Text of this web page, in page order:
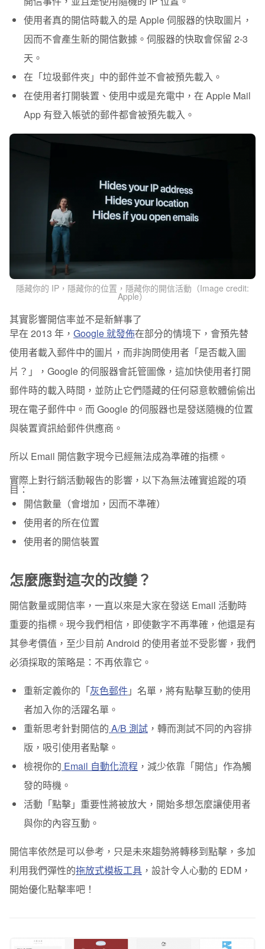
使用者真的開信時載入的是 Apple 伺服器的快取圖片，
因而不會產生新的開信數據。伺服器的快取會保留 2-3
天。
在「垃圾郵件夾」中的郵件並不會被預先載入。
在使用者打開裝置、使用中或是充電中，在 Apple Mail
App 有登入帳號的郵件都會被預先載入。
隱藏你的 IP，隱藏你的位置，隱藏你的開信活動（Image credit:
Apple）
其實影響開信率並不是新鮮事了
早在 2013 年， Google 就發佈在部分的情境下 ，會預先替
使用者載入郵件中的圖片，而非詢問使用者「是否載入圖
片？」，Google 的伺服器會託管圖像，這加快使用者打開
郵件時的載入時間，並防止它們隱藏的任何惡意軟體偷偷出
現在電子郵件中。而 Google 的伺服器也是發送隨機的位置
與裝置資訊給郵件供應商。
所以 Email 開信數字現今已經無法成為準確的指標。
實際上對行銷活動報告的影響，以下為無法確實追蹤的項
目：
開信數量（會增加，因而不準確）
使用者的所在位置
使用者的開信裝置
怎麼應對這次的改變？
開信數量或開信率，一直以來是大家在發送 Email 活動時
重要的指標。現今我們相信，即使數字不再準確，他還是有
其參考價值，至少目前 Android 的使用者並不受影響，我們
必須採取的策略是： 不再依靠它 。
重新定義你的「灰色郵件」名單，將有點擊互動的使用
者加入你的活躍名單。
重新思考針對開信的 A/B 測試 ，轉而測試不同的內容排
版，吸引使用者點擊。
檢視你的 Email 自動化流程 ，減少依靠「開信」作為觸
發的時機。
活動「點擊」重要性將被放大，開始多想怎麼讓使用者
與你的內容互動。
開信率依然是可以參考，只是未來趨勢將轉移到點擊，多加
利用我們彈性的拖放式模板工具 ，設計令人心動的 EDM，
開始優化點擊率吧！